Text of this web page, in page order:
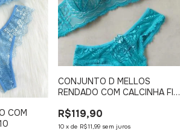
COM
CONJUNTO D MELLOS
RENDADO COM CALCINHA FIO
R$119,90
10 x de R$11,99 sem juros